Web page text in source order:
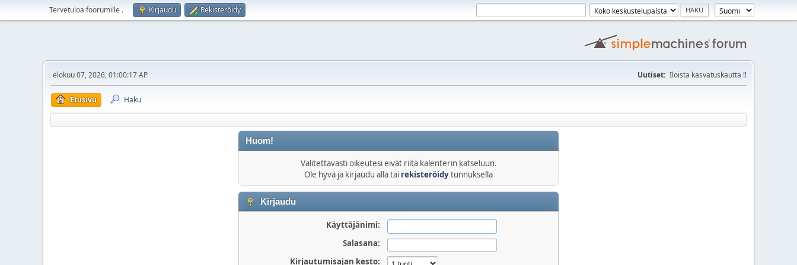
Tervetuloa foorumille . Kirjaudu Rekisteröidy
elokuu 07, 2026, 01:00:17 AP Uutiset: Iloista kasvatuskautta !!
Etusivu Haku
Huom!
Valitettavasti oikeutesi eivät riitä kalenterin katseluun.
Ole hyvä ja kirjaudu alla tai rekisteröidytunnuksella
Kirjaudu
Käyttäjänimi:
Salasana:
Kirjautumisajan kesto: